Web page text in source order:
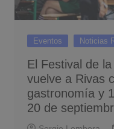
Eventos Noticias
El Festival de
vuelve a Rivas
gastronomía y
20 de